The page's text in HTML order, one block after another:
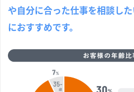
や自分に合った仕事を相談し
におすすめです。